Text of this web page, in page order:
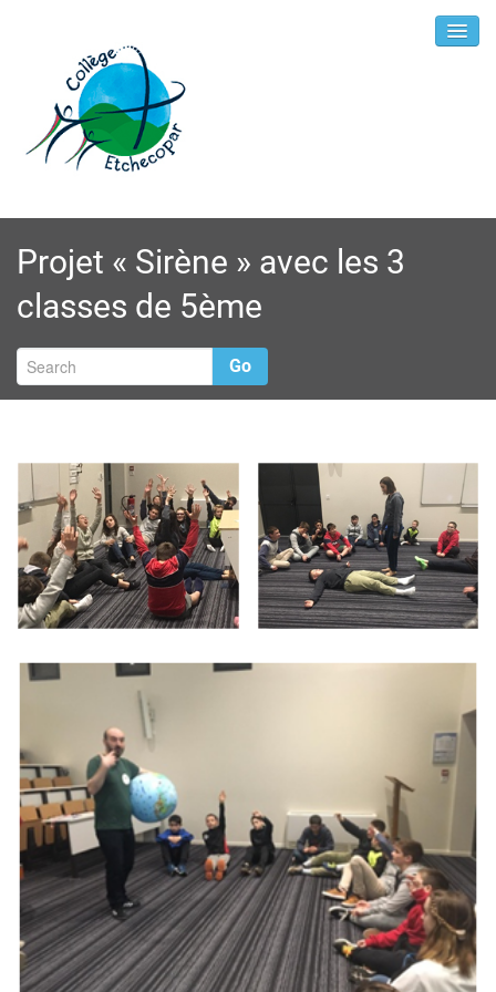
Projet « Sirène » avec les 3
classes de 5ème
Go